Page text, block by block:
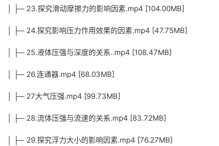
│ ├─ 23.探究滑动摩擦力的影响因素.mp4 [104.00MB]
│ ├─ 24.探究影响压力作用效果的因素.mp4 [47.75MB]
│ ├─ 25.液体压强与深度的关系..mp4 [108.47MB]
│ ├─ 26.连通器.mp4 [68.03MB]
│ ├─ 27大气压强.mp4 [99.73MB]
│ ├─ 28.流体压强与流速的关系.mp4 [83.72MB]
│ ├─ 29.探究浮力大小的影响因素.mp4 [76.27MB]